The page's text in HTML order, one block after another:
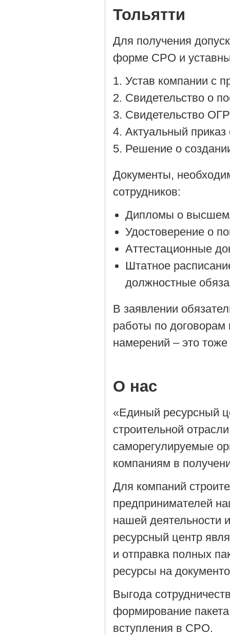
Тольятти
Для получения
форме СРО и
Устав компании с
Cвидетельство о
Cвидетельство
Актуальный приказ
Решение о
Документы,
сотрудников:
Дипломы о
Удостоверение о
Аттестационные
Штатное
должностные
В заявлении
работы по договорам
намерений – это
О нас
«Единый ресурсный
строительной
саморегулируемые
компаниям в
Для компаний
предпринимателей
нашей деятельности
ресурсный центр
и отправка полных
ресурсы на
Выгода
формирование
вступления в СРО.